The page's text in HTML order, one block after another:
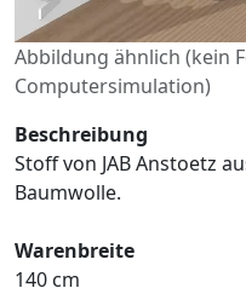
Abbildung ähnlich (kein
Computersimulation)
Beschreibung
Stoff von JAB Anstoetz
Baumwolle.
Warenbreite
140 cm